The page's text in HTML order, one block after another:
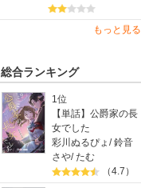
もっと見る
総合ランキング
1位
【単話】公爵家の長
女でした
彩川ぬるぴょ /鈴音
さや/たむ
（4.7）